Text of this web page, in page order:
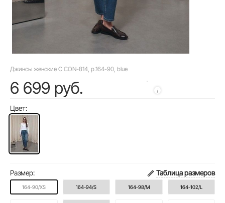
Джинсы женские C CON-814, р.164-90, blue
6 699 руб.
Цвет:
Размер: Таблица размеров
164-90/XS 164-94/S 164-98/M 164-102/L